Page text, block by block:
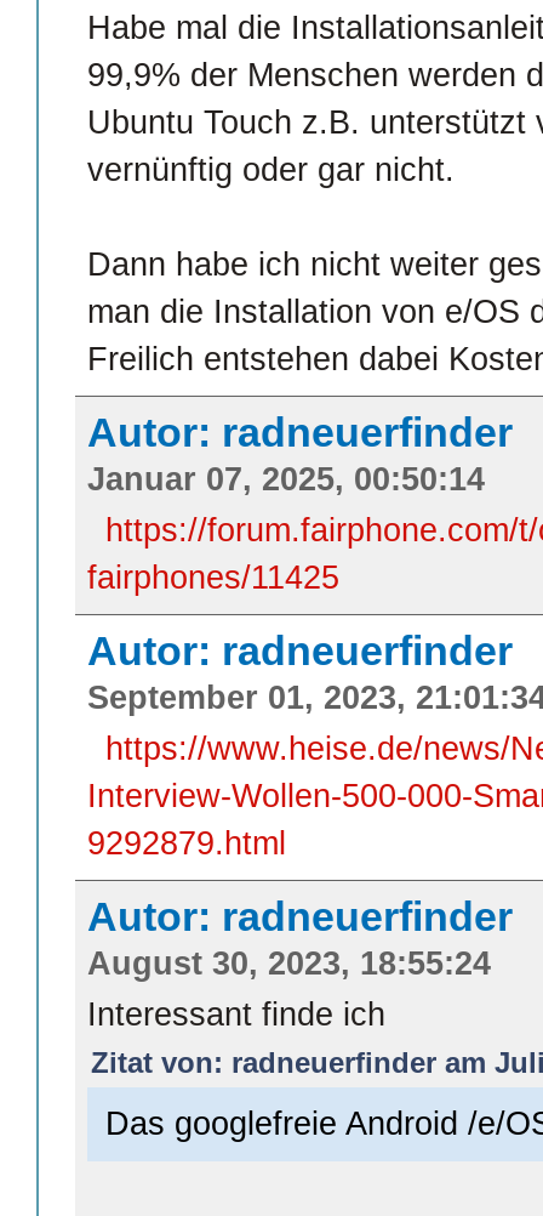
Habe mal die
99,9% der Menschen werden
Ubuntu Touch z.B. unterstützt
vernünftig oder gar nicht.
Dann habe ich nicht weiter
man die Installation von e/OS
Freilich entstehen dabei
Autor: radneuerfinder
Januar 07, 2025, 00:50:14
https://forum.fairphone.com/
fairphones/11425
Autor: radneuerfinder
September 01, 2023,
https://www.heise.de/news/
Interview-Wollen-500-000-
9292879.html
Autor: radneuerfinder
August 30, 2023, 18:55:24
Interessant finde ich
Zitat von: radneuerfinder am
Das googlefreie Android /e/